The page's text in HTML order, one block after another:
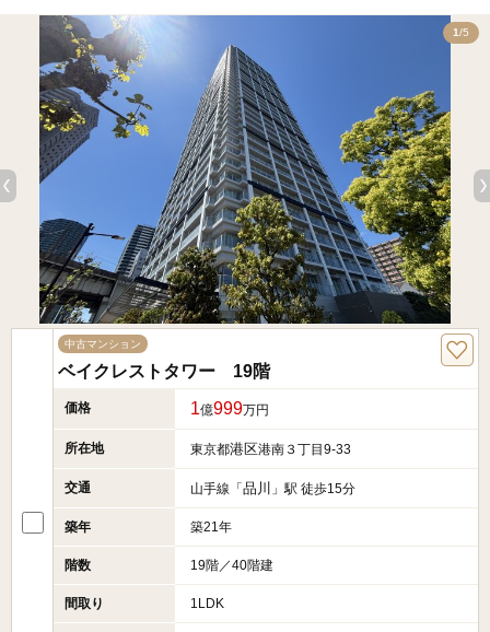
1/5
中古マンション
ベイクレストタワー 19階
価格 1億999万円
所在地 東京都港区港南３丁目9-33
交通 山手線「 品川 」駅 徒歩15分
築年 築21年
階数 19階／40階建
間取り 1LDK